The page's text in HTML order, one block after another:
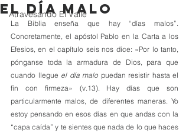
Atravesando El Valle
El Día Malo
La Biblia enseña que hay “días malos”.
Concretamente, el apóstol Pablo en la Carta a los
Efesios, en el capítulo seis nos dice: «Por lo tanto,
pónganse toda la armadura de Dios, para que
cuando llegue el día malo puedan resistir hasta el
fin con firmeza» (v.13). Hay días que son
particularmente malos, de diferentes maneras. Yo
estoy pensando en esos días en que andas con la
“capa caída” y te sientes que nada de lo que haces